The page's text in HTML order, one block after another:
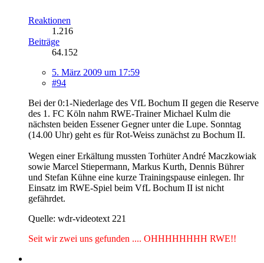
Reaktionen
1.216
Beiträge
64.152
5. März 2009 um 17:59
#94
Bei der 0:1-Niederlage des VfL Bochum II gegen die Reserve
des 1. FC Köln nahm RWE-Trainer Michael Kulm die
nächsten beiden Essener Gegner unter die Lupe. Sonntag
(14.00 Uhr) geht es für Rot-Weiss zunächst zu Bochum II.
Wegen einer Erkältung mussten Torhüter André Maczkowiak
sowie Marcel Stiepermann, Markus Kurth, Dennis Bührer
und Stefan Kühne eine kurze Trainingspause einlegen. Ihr
Einsatz im RWE-Spiel beim VfL Bochum II ist nicht
gefährdet.
Quelle: wdr-videotext 221
Seit wir zwei uns gefunden .... OHHHHHHHH RWE!!